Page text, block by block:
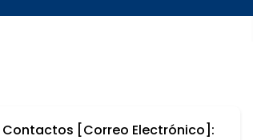
Contactos [Correo Electrónico]: